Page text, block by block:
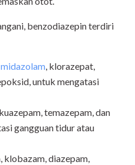
benzodiazepin terdiri
midazolam, klorazepat,
untuk mengatasi
temazepam, dan
gangguan tidur atau
klobazam, diazepam,